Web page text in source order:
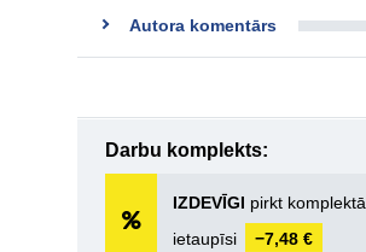
Autora komentārs
Darbu komplekts:
IZDEVĪGI pirkt komplektā
ietaupīsi
−7,48 €